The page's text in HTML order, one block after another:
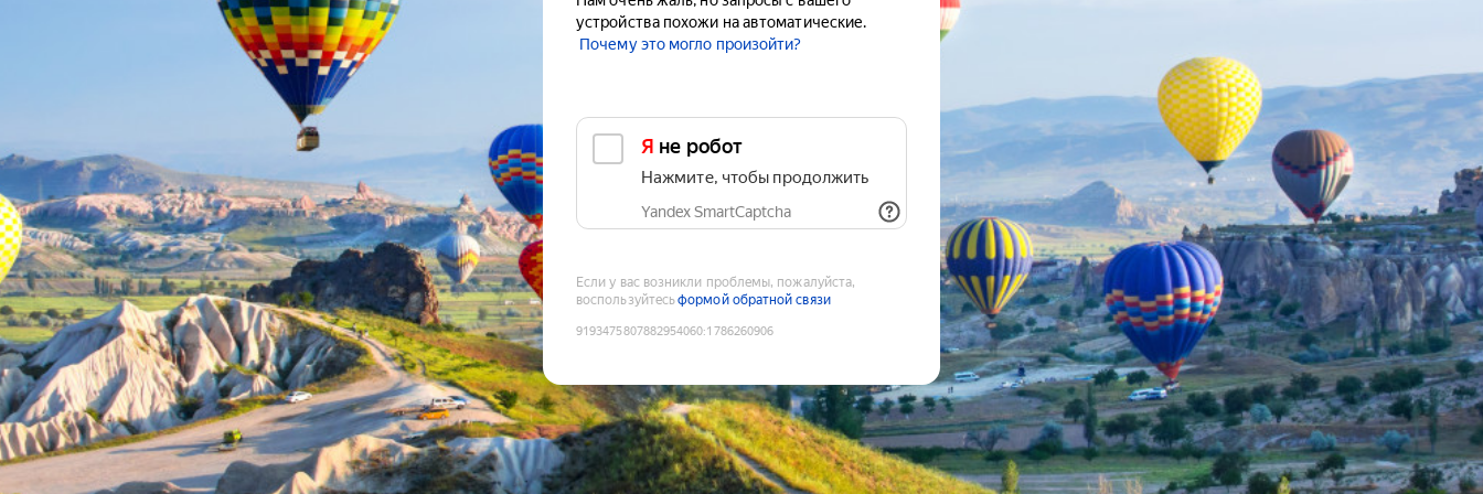
устройства похожи на автоматические.
Почему это могло произойти?
Я не робот
Нажмите, чтобы продолжить
Yandex SmartCaptcha
Если у вас возникли проблемы, пожалуйста,
воспользуйтесьформой обратной связи
9193475807882954060:1786260906